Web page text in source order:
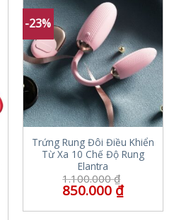
-23%
Trứng Rung Đôi Điều Khiển
Từ Xa 10 Chế Độ Rung
Elantra
1.100.000₫
850.000₫